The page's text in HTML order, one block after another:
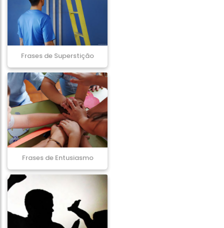
Frases de Superstição
Frases de Entusiasmo